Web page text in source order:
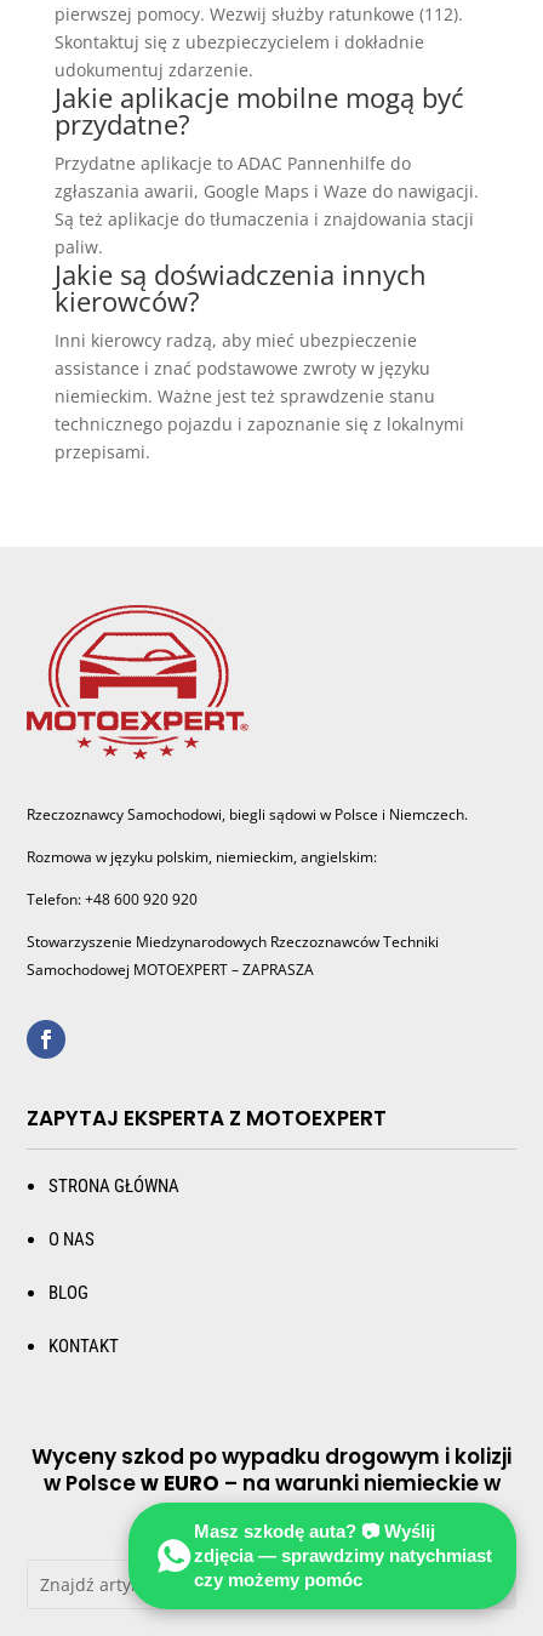
pierwszej pomocy. Wezwij służby ratunkowe (112).
Skontaktuj się z ubezpieczycielem i dokładnie
udokumentuj zdarzenie.
Jakie aplikacje mobilne mogą być
przydatne?
Przydatne aplikacje to ADAC Pannenhilfe do
zgłaszania awarii, Google Maps i Waze do nawigacji.
Są też aplikacje do tłumaczenia i znajdowania stacji
paliw.
Jakie są doświadczenia innych
kierowców?
Inni kierowcy radzą, aby mieć ubezpieczenie
assistance i znać podstawowe zwroty w języku
niemieckim. Ważne jest też sprawdzenie stanu
technicznego pojazdu i zapoznanie się z lokalnymi
przepisami.
Rzeczoznawcy Samochodowi, biegli sądowi w Polsce i Niemczech.
Rozmowa w języku polskim, niemieckim, angielskim:
Telefon: +48 600 920 920
Stowarzyszenie Miedzynarodowych Rzeczoznawców Techniki
Samochodowej MOTOEXPERT – ZAPRASZA
ZAPYTAJ EKSPERTA Z MOTOEXPERT
STRONA GŁÓWNA
O NAS
BLOG
KONTAKT
Wyceny szkod po wypadku drogowym i kolizji
w Polscew EURO – na warunki niemieckie w
EURO
Masz szkodę auta? 📷 Wyślij
zdjęcia — sprawdzimy natychmiast
czy możemy pomóc